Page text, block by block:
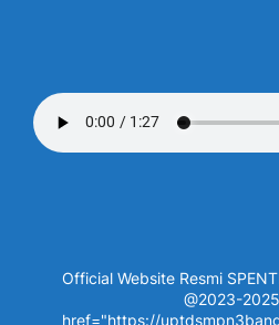
Official Website Resmi
@2023-
href="https://